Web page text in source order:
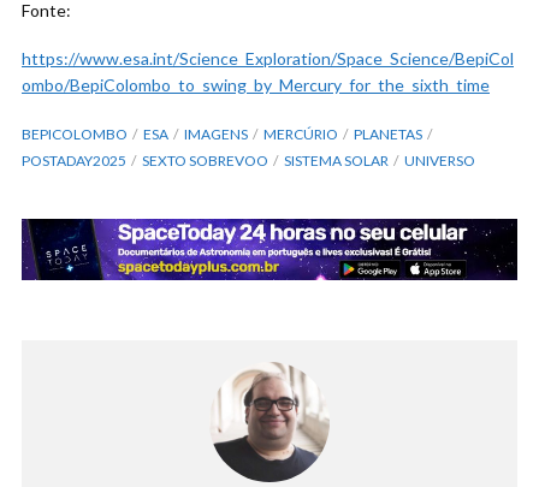
Fonte:
https://www.esa.int/Science_Exploration/Space_Science/BepiCol
ombo/BepiColombo_to_swing_by_Mercury_for_the_sixth_time
BEPICOLOMBO ESA IMAGENS MERCÚRIO
PLANETAS
POSTADAY2025
SEXTO SOBREVOO SISTEMA SOLAR UNIVERSO